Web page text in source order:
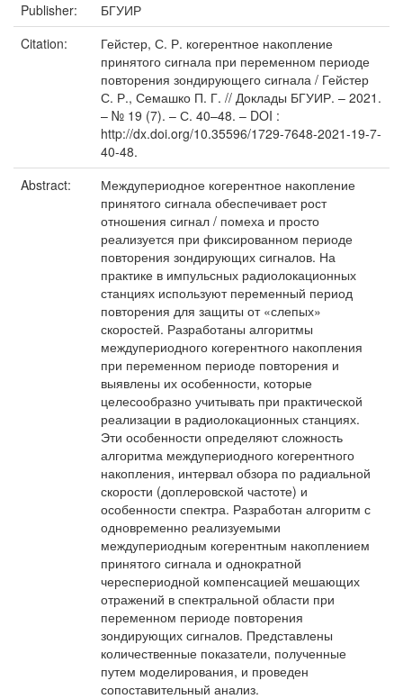
Publisher:
БГУИР
Citation:
Гейстер, С. Р. когерентное накопление
принятого сигнала при переменном периоде
повторения зондирующего сигнала / Гейстер
С. Р., Семашко П. Г. // Доклады БГУИР. – 2021.
– № 19 (7). – С. 40–48. – DOI :
http://dx.doi.org/10.35596/1729-7648-2021-19-7-
40-48.
Abstract:
Междупериодное когерентное накопление
принятого сигнала обеспечивает рост
отношения сигнал / помеха и просто
реализуется при фиксированном периоде
повторения зондирующих сигналов. На
практике в импульсных радиолокационных
станциях используют переменный период
повторения для защиты от «слепых»
скоростей. Разработаны алгоритмы
междупериодного когерентного накопления
при переменном периоде повторения и
выявлены их особенности, которые
целесообразно учитывать при практической
реализации в радиолокационных станциях.
Эти особенности определяют сложность
алгоритма междупериодного когерентного
накопления, интервал обзора по радиальной
скорости (доплеровской частоте) и
особенности спектра. Разработан алгоритм с
одновременно реализуемыми
междупериодным когерентным накоплением
принятого сигнала и однократной
череспериодной компенсацией мешающих
отражений в спектральной области при
переменном периоде повторения
зондирующих сигналов. Представлены
количественные показатели, полученные
путем моделирования, и проведен
сопоставительный анализ.